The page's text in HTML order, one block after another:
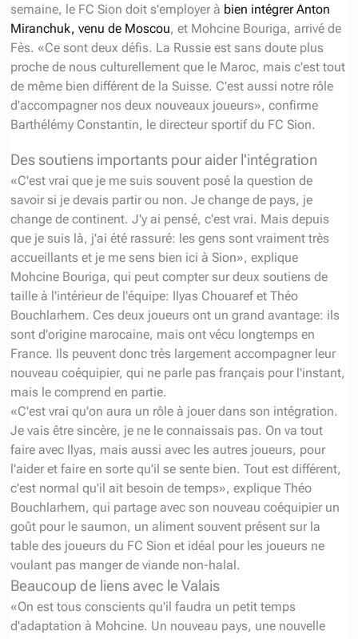
semaine, le FC Sion doit s'employer à bien intégrer Anton
Miranchuk, venu de Moscou, et Mohcine Bouriga, arrivé de
Fès. «Ce sont deux défis. La Russie est sans doute plus
proche de nous culturellement que le Maroc, mais c'est tout
de même bien différent de la Suisse. C'est aussi notre rôle
d'accompagner nos deux nouveaux joueurs», confirme
Barthélémy Constantin, le directeur sportif du FC Sion.
Des soutiens importants pour aider l'intégration
«C'est vrai que je me suis souvent posé la question de
savoir si je devais partir ou non. Je change de pays, je
change de continent. J'y ai pensé, c'est vrai. Mais depuis
que je suis là, j'ai été rassuré: les gens sont vraiment très
accueillants et je me sens bien ici à Sion», explique
Mohcine Bouriga, qui peut compter sur deux soutiens de
taille à l'intérieur de l'équipe: Ilyas Chouaref et Théo
Bouchlarhem. Ces deux joueurs ont un grand avantage: ils
sont d'origine marocaine, mais ont vécu longtemps en
France. Ils peuvent donc très largement accompagner leur
nouveau coéquipier, qui ne parle pas français pour l'instant,
mais le comprend en partie.
«C'est vrai qu'on aura un rôle à jouer dans son intégration.
Je vais être sincère, je ne le connaissais pas. On va tout
faire avec Ilyas, mais aussi avec les autres joueurs, pour
l'aider et faire en sorte qu'il se sente bien. Tout est différent,
c'est normal qu'il ait besoin de temps», explique Théo
Bouchlarhem, qui partage avec son nouveau coéquipier un
goût pour le saumon, un aliment souvent présent sur la
table des joueurs du FC Sion et idéal pour les joueurs ne
voulant pas manger de viande non-halal.
Beaucoup de liens avec le Valais
«On est tous conscients qu'il faudra un petit temps
d'adaptation à Mohcine. Un nouveau pays, une nouvelle